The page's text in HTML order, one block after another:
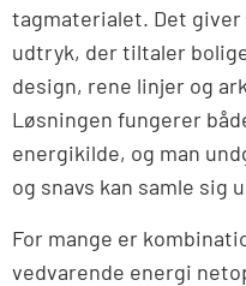
tagmaterialet. Det
udtryk, der tiltaler
design, rene linjer og
Løsningen fungerer
energikilde, og man
og snavs kan samle sig
For mange er
vedvarende energi